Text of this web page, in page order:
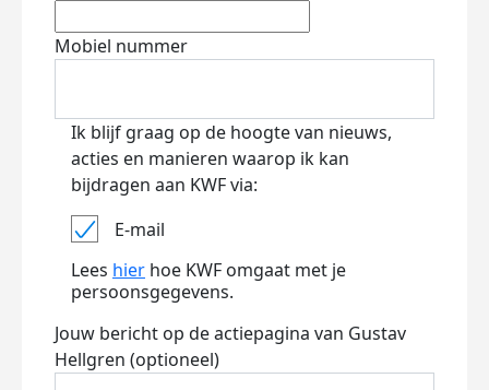
Mobiel nummer
Ik blijf graag op de hoogte van nieuws,
acties en manieren waarop ik kan
bijdragen aan KWF via:
E-mail
Lees hier hoe KWF omgaat met je
persoonsgegevens.
Jouw bericht op de actiepagina van Gustav
Hellgren (optioneel)